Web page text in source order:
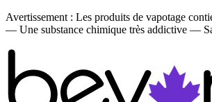
Avertissement : Les produits de vapotage
— Une substance chimique très addictive —